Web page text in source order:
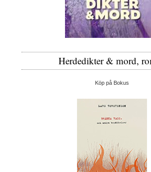
Herdedikter & mord,
Köp på Bokus